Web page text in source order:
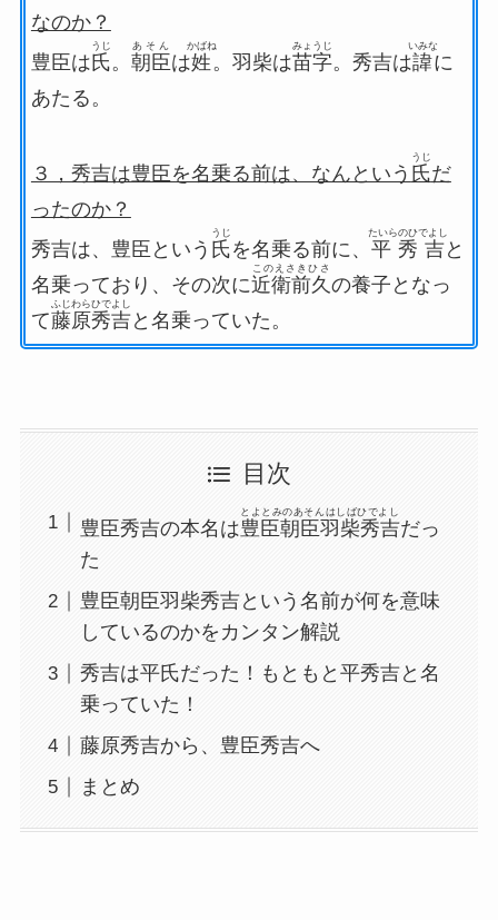
なのか？
豊臣は氏
うじ
。 朝臣
あそん
は姓
かばね
。羽柴は苗字
みょうじ
。秀吉は諱
いみな
に
あたる。
３，秀吉は豊臣を名乗る前は、なんという 氏
うじ
だ
ったのか？
秀吉は、豊臣という 氏
うじ
を名乗る前に、 平秀吉
たいらのひでよし
と
名乗っており、その次に近衛前久
このえさきひさ
の養子となっ
て藤原秀吉
ふじわらひでよし
と名乗っていた。
目次
豊臣秀吉の本名は豊臣朝臣羽柴秀吉
とよとみのあそんはしばひでよし
だっ
た
豊臣朝臣羽柴秀吉という名前が何を意味
しているのかをカンタン解説
秀吉は平氏だった！もともと平秀吉と名
乗っていた！
藤原秀吉から、豊臣秀吉へ
まとめ